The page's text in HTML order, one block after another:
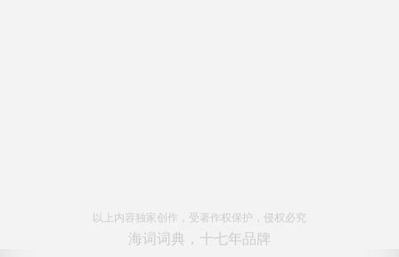
以上内容独家创作，受著作权保护，侵权必究
海词词典，十七年品牌